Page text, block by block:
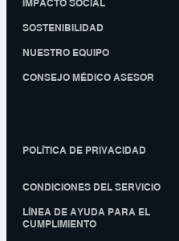
IMPACTO SOCIAL
SOSTENIBILIDAD
NUESTRO EQUIPO
CONSEJO MÉDICO ASESOR
POLÍTICA DE PRIVACIDAD
CONDICIONES DEL SERVICIO
LÍNEA DE AYUDA PARA EL
CUMPLIMIENTO